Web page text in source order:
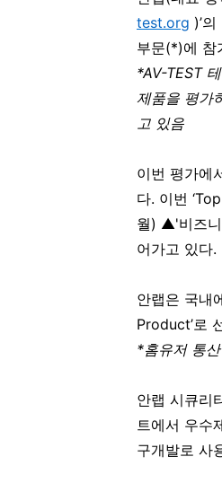
test.org )’
부문(*)에 참
*AV-TEST
제품을 평가
고 있음
이번 평가에
다. 이번 ‘
월) ▲'비즈
어가고 있다.
안랩은 국내
Product’로
*홈유저 통산
안랩 시큐리
트에서 우수
구개발로 사